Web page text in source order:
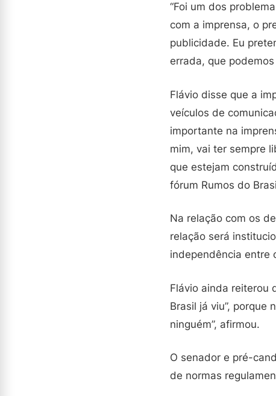
“Foi um dos
com a imprensa, o
publicidade. Eu
errada, que
Flávio disse que a
veículos de
importante na
mim, vai ter sempre
que estejam
fórum Rumos do
Na relação com os
relação será
independência entre
Flávio ainda reiterou
Brasil já viu”, porque
ninguém”, afirmou.
O senador e pré-
de normas